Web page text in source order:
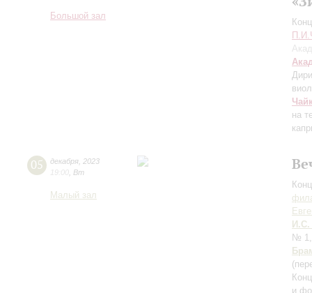
Большой зал
на
05 декабря 2023
19:00 Вт
Малый зал
И.С.
№ 1,
и